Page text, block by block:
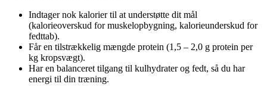
Indtager nok kalorier til at understøtte dit mål
(kalorieoverskud for muskelopbygning, kalorieunderskud for
fedttab).
Får en tilstrækkelig mængde protein (1,5 – 2,0 g protein per
kg kropsvægt).
Har en balanceret tilgang til kulhydrater og fedt, så du har
energi til din træning.